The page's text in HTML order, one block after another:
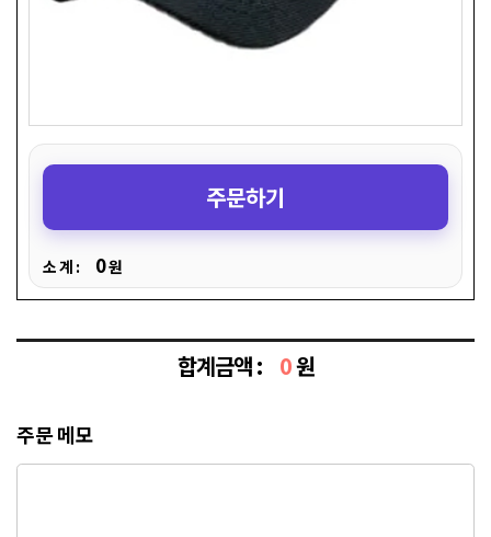
주문하기
소 계 : 0원
합계금액 : 0원
주문 메모